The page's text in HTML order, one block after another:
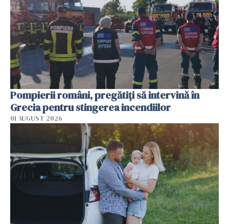
Pompierii români, pregătiţi să intervină în
Grecia pentru stingerea incendiilor
01 AUGUST 2026